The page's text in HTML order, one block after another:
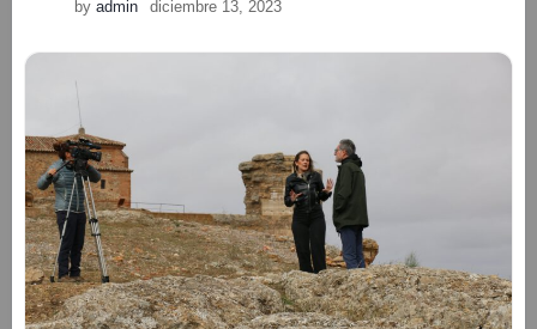
by admin diciembre 13, 2023